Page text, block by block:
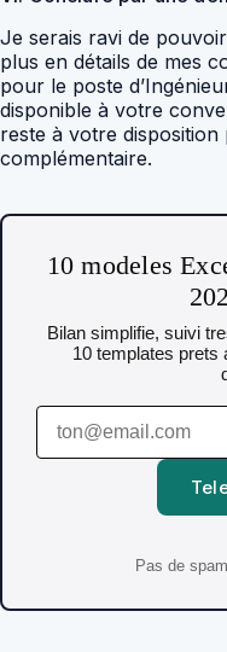
Je serais ravi de
plus en détails de mes
pour le poste
disponible à votre
reste à votre
complémentaire.
10 modeles
Bilan simplifie, suivi
10 templates prets
Pas de